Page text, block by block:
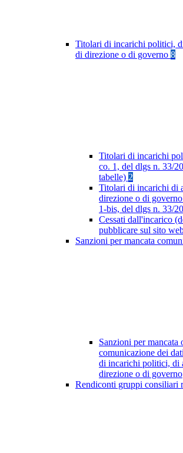
Titolari di incarichi politici,
di direzione o di governo 8
Titolari di incarichi
co. 1, del dlgs n. 33/
tabelle) 2
Titolari di incarichi di
direzione o di
1-bis, del dlgs n. 33/
Cessati dall'incarico
pubblicare sul sito
Sanzioni per mancata
Sanzioni per mancata
comunicazione dei
di incarichi politici, di
direzione o di governo
Rendiconti gruppi consiliari